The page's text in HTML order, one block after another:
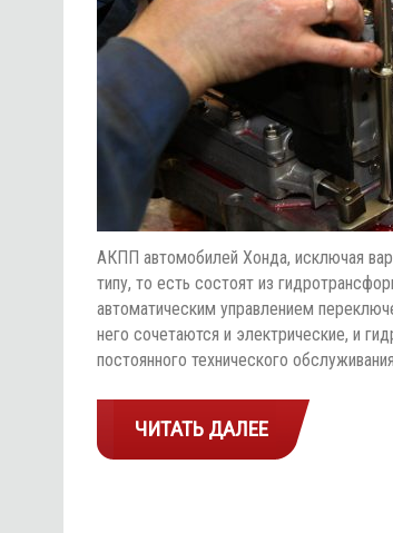
АКПП автомобилей Хонда, исключая
типу, то есть состоят из
автоматическим управлением
него сочетаются и электрические, и
постоянного технического
ЧИТАТЬ ДАЛЕЕ